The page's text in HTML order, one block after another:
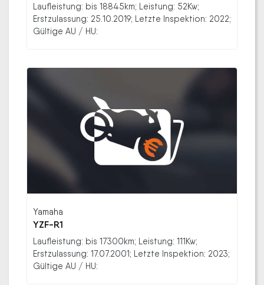
Laufleistung: bis 18845km; Leistung: 52Kw;
Erstzulassung: 25.10.2019; Letzte Inspektion: 2022;
Gültige AU / HU:
Yamaha
YZF-R1
Laufleistung: bis 17300km; Leistung: 111Kw;
Erstzulassung: 17.07.2001; Letzte Inspektion: 2023;
Gültige AU / HU: